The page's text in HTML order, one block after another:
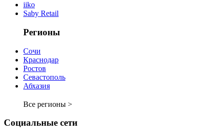
iiko
Saby Retail
Регионы
Сочи
Краснодар
Ростов
Севастополь
Абхазия
Все регионы >
Социальные сети